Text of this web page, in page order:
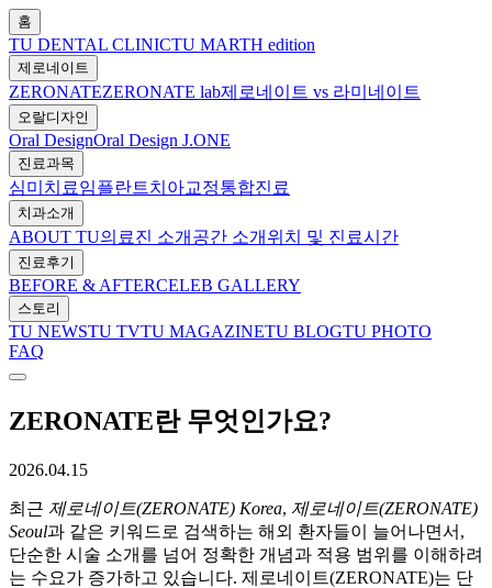
홈
TU DENTAL CLINICTU MARTH edition
제로네이트
ZERONATEZERONATE lab제로네이트 vs 라미네이트
오랄디자인
Oral DesignOral Design J.ONE
진료과목
심미치료임플란트치아교정통합진료
치과소개
ABOUT TU의료진 소개 공간 소개 위치 및 진료시간
진료후기
BEFORE & AFTERCELEB GALLERY
스토리
TU NEWSTU TVTU MAGAZINETU BLOGTU PHOTO
FAQ
ZERONATE란 무엇인가요?
2026.04.15
최근 제로네이트(ZERONATE) Korea, 제로네이트(ZERONATE)
Seoul과 같은 키워드로 검색하는 해외 환자들이 늘어나면서,
단순한 시술 소개를 넘어 정확한 개념과 적용 범위를 이해하려
는 수요가 증가하고 있습니다. 제로네이트(ZERONATE)는 단